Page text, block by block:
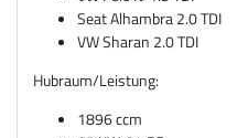
Seat Alhambra 2.0 TDI
VW Sharan 2.0 TDI
Hubraum/Leistung:
1896 ccm